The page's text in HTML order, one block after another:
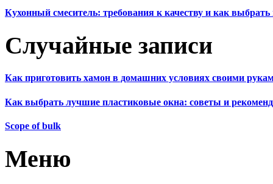
Кухонный смеситель: требования к качеству и как
Случайные записи
Как приготовить хамон в домашних условиях своими
Как выбрать лучшие пластиковые окна: советы и
Scope of bulk
Меню